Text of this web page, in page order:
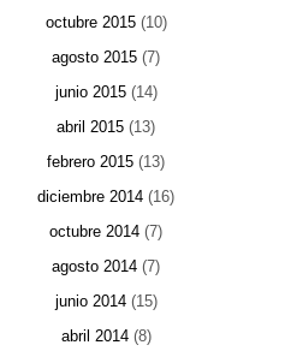
octubre 2015(10)
agosto 2015 (7)
junio 2015(14)
abril 2015 (13)
febrero 2015 (13)
diciembre 2014 (16)
octubre 2014 (7)
agosto 2014 (7)
junio 2014(15)
abril 2014(8)